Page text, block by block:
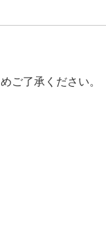
ご了承ください。